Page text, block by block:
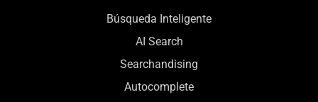
Búsqueda Inteligente
AI Search
Searchandising
Autocomplete